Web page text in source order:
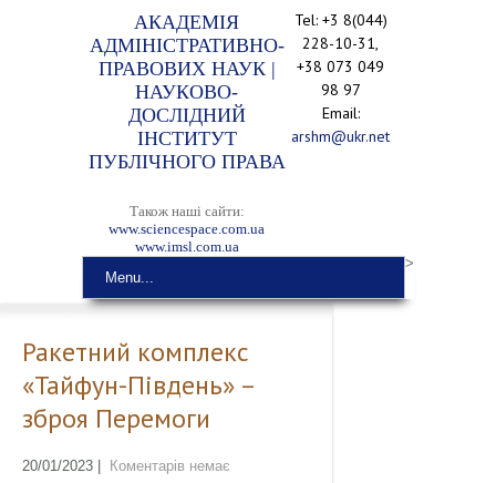
АКАДЕМІЯ
АДМІНІСТРАТИВНО-
ПРАВОВИХ НАУК |
НАУКОВО-
ДОСЛІДНИЙ
ІНСТИТУТ
ПУБЛІЧНОГО ПРАВА
Також наші сайти:
www.sciencespace.com.ua
www.imsl.com.ua
Tel: +3 8(044)
228-10-31,
+38 073 049
98 97
Email:
arshm@ukr.net
Menu...
>
Ракетний комплекс
«Тайфун-Південь» –
зброя Перемоги
20/01/2023 Коментарів немає